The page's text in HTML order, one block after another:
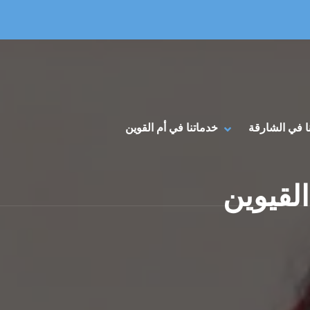
في الشارقة خدماتنا في أم القوين
SHOW خدماتنا في أم القوين SUBMENU
HIDE خدماتنا في أم القوين SUBMENU